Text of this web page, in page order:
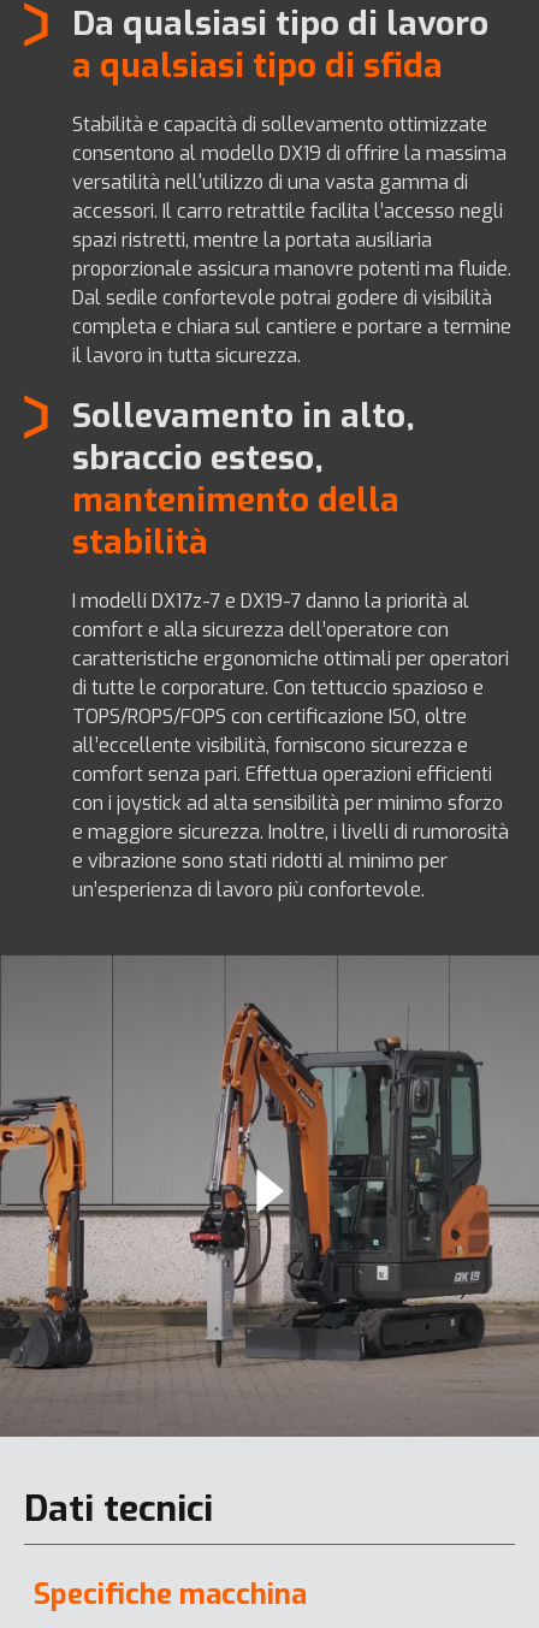
Da qualsiasi tipo di lavoro
a qualsiasi tipo di sfida
Stabilità e capacità di sollevamento ottimizzate
consentono al modello DX19 di offrire la massima
versatilità nell'utilizzo di una vasta gamma di
accessori. Il carro retrattile facilita l’accesso negli
spazi ristretti, mentre la portata ausiliaria
proporzionale assicura manovre potenti ma fluide.
Dal sedile confortevole potrai godere di visibilità
completa e chiara sul cantiere e portare a termine
il lavoro in tutta sicurezza.
Sollevamento in alto,
sbraccio esteso,
mantenimento della
stabilità
I modelli DX17z-7 e DX19-7 danno la priorità al
comfort e alla sicurezza dell’operatore con
caratteristiche ergonomiche ottimali per operatori
di tutte le corporature. Con tettuccio spazioso e
TOPS/ROPS/FOPS con certificazione ISO, oltre
all’eccellente visibilità, forniscono sicurezza e
comfort senza pari. Effettua operazioni efficienti
con i joystick ad alta sensibilità per minimo sforzo
e maggiore sicurezza. Inoltre, i livelli di rumorosità
e vibrazione sono stati ridotti al minimo per
un’esperienza di lavoro più confortevole.
Dati tecnici
Specifiche macchina